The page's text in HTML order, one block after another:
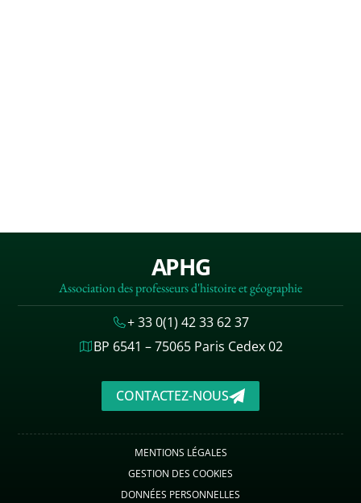
APHG
Association des professeurs d'histoire et géographie
+ 33 0(1) 42 33 62 37
BP 6541 – 75065 Paris Cedex 02
CONTACTEZ-NOUS
MENTIONS LÉGALES
GESTION DES COOKIES
DONNÉES PERSONNELLES